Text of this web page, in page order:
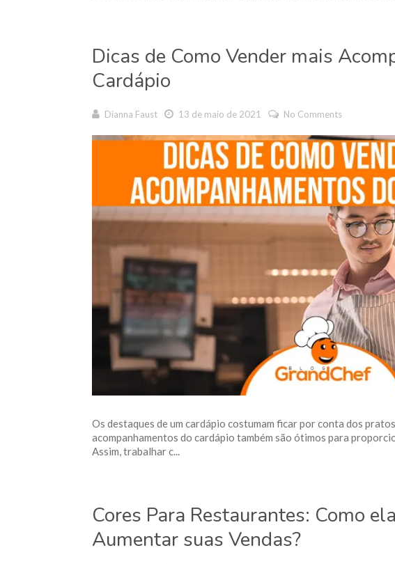
Dicas de Como Vender mais
Cardápio
Dianna Faust 13 de maio de 2021 No Comments
Os destaques de um cardápio costumam ficar por conta dos
acompanhamentos do cardápio também são ótimos para
Assim, trabalhar c...
Cores Para Restaurantes: Como
Aumentar suas Vendas?